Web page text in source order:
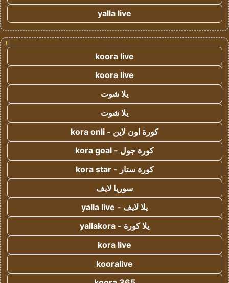
yalla live
!
koora live
koora live
يلا شوت
يلا شوت
كورة اون لاين - kora onli
كورة جول - kora goal
كورة ستار - kora star
سوريا لايف
يلا لايف - yalla live
يلا كورة - yallakora
kora live
kooralive